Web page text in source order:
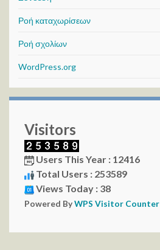
Ροή καταχωρίσεων
Ροή σχολίων
WordPress.org
Visitors
Users This Year : 12416
Total Users : 253589
Views Today : 38
Powered ByWPS Visitor Counter